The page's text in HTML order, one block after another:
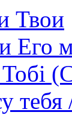
Твои
Его